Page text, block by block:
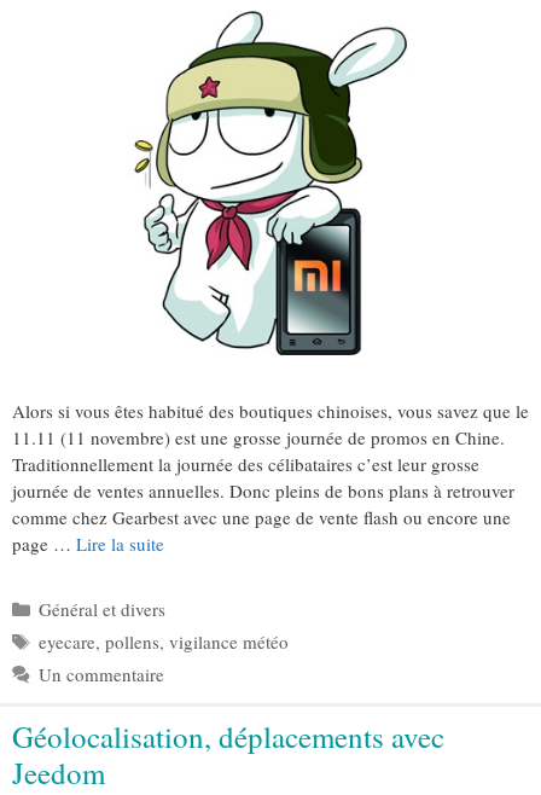
Alors si vous êtes habitué des boutiques chinoises, vous savez que le
11.11 (11 novembre) est une grosse journée de promos en Chine.
Traditionnellement la journée des célibataires c’est leur grosse
journée de ventes annuelles. Donc pleins de bons plans à retrouver
comme chez Gearbest avec une page de vente flash ou encore une
page … Lire la suite
Catégories
Général et divers
Étiquettes
eyecare, pollens, vigilance météo
Un commentaire
Géolocalisation, déplacements avec
Jeedom